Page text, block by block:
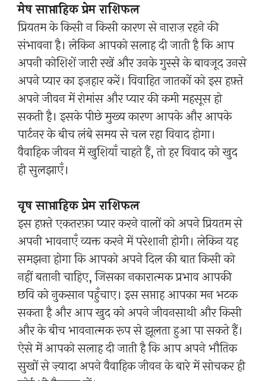
मेष साप्ताहिक प्रेम राशिफल
प्रियतम के किसी न किसी कारण से नाराज़ रहने की
संभावना है। लेकिन आपको सलाह दी जाती है कि आप
अपनी कोशिशें जारी रखें और उनके गुस्से के बावजूद उनसे
अपने प्यार का इज़हार करें। विवाहित जातकों को इस हफ़्ते
अपने जीवन में रोमांस और प्यार की कमी महसूस हो
सकती है। इसके पीछे मुख्य कारण आपके और आपके
पार्टनर के बीच लंबे समय से चल रहा विवाद होगा।
वैवाहिक जीवन में खुशियाँ चाहते हैं, तो हर विवाद को खुद
ही सुलझाएँ।
वृष साप्ताहिक प्रेम राशिफल
इस हफ़्ते एकतरफ़ा प्यार करने वालों को अपने प्रियतम से
अपनी भावनाएँ व्यक्त करने में परेशानी होगी। लेकिन यह
समझना होगा कि आपको अपने दिल की बात किसी को
नहीं बतानी चाहिए, जिसका नकारात्मक प्रभाव आपकी
छवि को नुकसान पहुँचाए। इस सप्ताह आपका मन भटक
सकता है और आप खुद को अपने जीवनसाथी और किसी
और के बीच भावनात्मक रूप से झूलता हुआ पा सकते हैं।
ऐसे में आपको सलाह दी जाती है कि आप अपने भौतिक
सुखों से ज़्यादा अपने वैवाहिक जीवन के बारे में सोचकर ही